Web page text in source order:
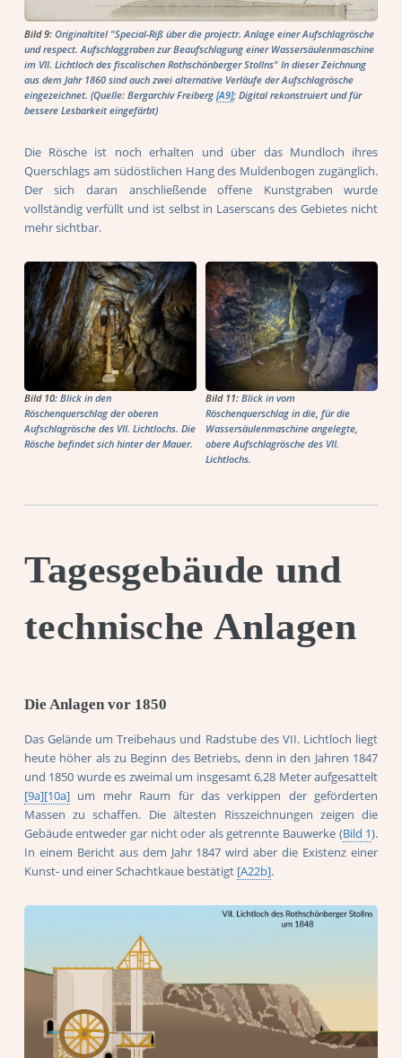
Bild 9: Originaltitel "Special-Riß über die projectr. Anlage einer Aufschlagrösche
und respect. Aufschlaggraben zur Beaufschlagung einer Wassersäulenmaschine
im VII. Lichtloch des fiscalischen Rothschönberger Stollns" In dieser Zeichnung
aus dem Jahr 1860 sind auch zwei alternative Verläufe der Aufschlagrösche
eingezeichnet. (Quelle: Bergarchiv Freiberg [A9]; Digital rekonstruiert und für
bessere Lesbarkeit eingefärbt)
Die Rösche ist noch erhalten und über das Mundloch ihres
Querschlags am südöstlichen Hang des Muldenbogen zugänglich.
Der sich daran anschließende offene Kunstgraben wurde
vollständig verfüllt und ist selbst in Laserscans des Gebietes nicht
mehr sichtbar.
Bild 10: Blick in den
Röschenquerschlag der oberen
Aufschlagrösche des VII. Lichtlochs. Die
Rösche befindet sich hinter der Mauer.
Bild 11: Blick in vom
Röschenquerschlag in die, für die
Wassersäulenmaschine angelegte,
obere Aufschlagrösche des VII.
Lichtlochs.
Tagesgebäude und
technische Anlagen
Die Anlagen vor 1850
Das Gelände um Treibehaus und Radstube des VII. Lichtloch liegt
heute höher als zu Beginn des Betriebs, denn in den Jahren 1847
und 1850 wurde es zweimal um insgesamt 6,28 Meter aufgesattelt
[9a][10a]um mehr Raum für das verkippen der geförderten
Massen zu schaffen. Die ältesten Risszeichnungen zeigen die
Gebäude entweder gar nicht oder als getrennte Bauwerke (Bild 1).
In einem Bericht aus dem Jahr 1847 wird aber die Existenz einer
Kunst- und einer Schachtkaue bestätigt [A22b].